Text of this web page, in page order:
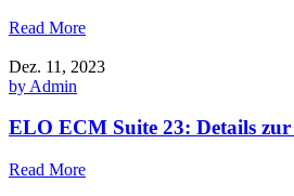
Read More
Dez. 11, 2023
by Admin
ELO ECM Suite 23: Details zur
Read More